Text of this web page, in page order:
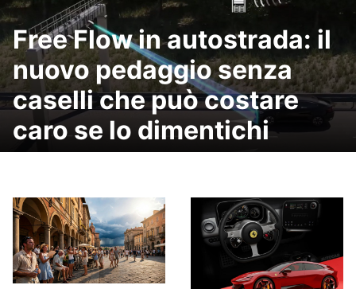
Free Flow in autostrada: il
nuovo pedaggio senza
caselli che può costare
caro se lo dimentichi